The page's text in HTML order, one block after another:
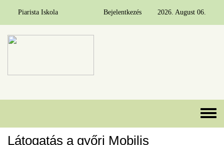
2026. August 06.
Piarista Iskola Bejelentkezés
Toggle
Látogatás a győri Mobilis